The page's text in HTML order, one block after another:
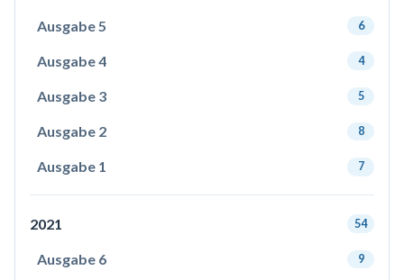
Ausgabe 5 6
Ausgabe 4 4
Ausgabe 3 5
Ausgabe 2 8
Ausgabe 1 7
2021 54
Ausgabe 6 9